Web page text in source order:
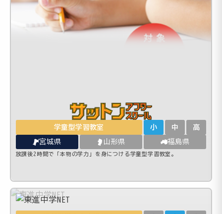
学童型学習教室 小 中 高
宮城県 山形県 福島県
放課後2時間で「本物の学力」を身につける学童型学習教室。